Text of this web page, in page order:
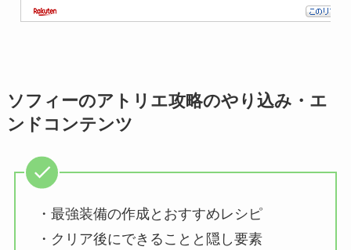
ソフィーのアトリエ攻略のやり込み・エ
ンドコンテンツ
・最強装備の作成とおすすめレシピ
・クリア後にできることと隠し要素